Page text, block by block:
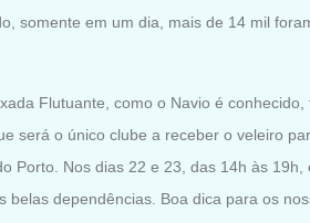
somente em um dia, mais de 14 mil
Flutuante, como o Navio é
será o único clube a receber o veleiro
Porto. Nos dias 22 e 23, das 14h às
belas dependências. Boa dica para os